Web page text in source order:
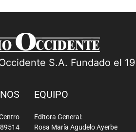
S.A. Fundado el
EQUIPO
Editora General:
Rosa María Agudelo Ayerbe